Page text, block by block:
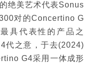
绝美艺术代表Sonus
对的Concertino G
具代表性的产品之
代之意，于去(2024)
G4采用一体成形